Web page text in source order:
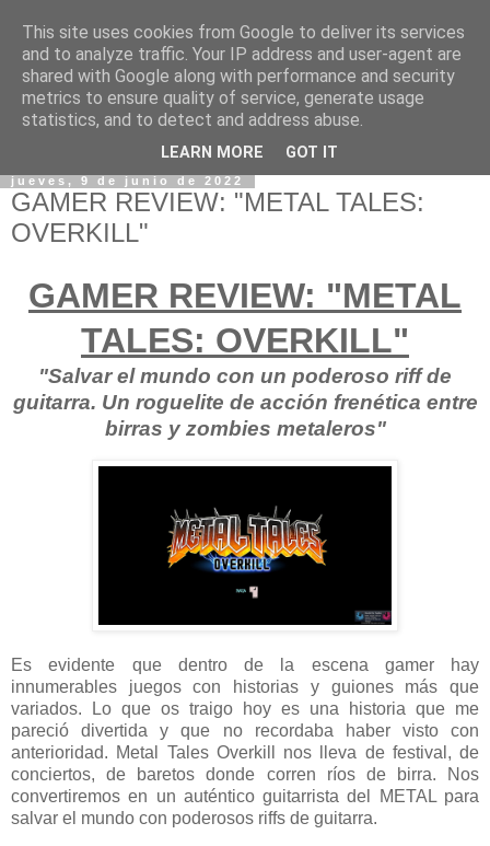
jueves, 9 de junio de 2022
GAMER REVIEW: "METAL TALES:
OVERKILL"
GAMER REVIEW: "METAL
TALES: OVERKILL"
"Salvar el mundo con un poderoso riff de
guitarra. Un roguelite de acción frenética entre
birras y zombies metaleros"
Es evidente que dentro de la escena gamer hay
innumerables juegos con historias y guiones más que
variados. Lo que os traigo hoy es una historia que me
pareció divertida y que no recordaba haber visto con
anterioridad. Metal Tales Overkill nos lleva de festival, de
conciertos, de baretos donde corren ríos de birra. Nos
convertiremos en un auténtico guitarrista del METAL para
salvar el mundo con poderosos riffs de guitarra.
This site uses cookies from Google to deliver its services
and to analyze traffic. Your IP address and user-agent are
shared with Google along with performance and security
metrics to ensure quality of service, generate usage
statistics, and to detect and address abuse.
LEARN MORE GOT IT